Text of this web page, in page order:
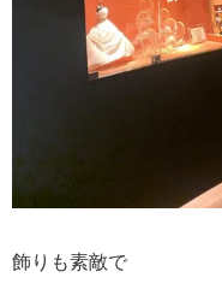
飾りも素敵で